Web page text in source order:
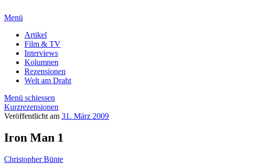
Menü
Artikel
Film & TV
Interviews
Kolumnen
Rezensionen
Welt am Draht
Menü schiessen
Kurzrezensionen
Veröffentlicht am 31. März 2009
Iron Man 1
Christopher Bünte